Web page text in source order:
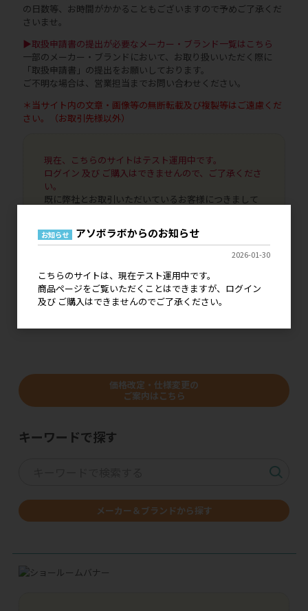
の日数等、お時間がかかることもございますので予めご了承くだ
さいませ。
▶取扱申請書の提出が必要なメーカー・ブランド一覧はこちら
一部のメーカー・ブランドにおいて、お取り扱いいただく際に
「取扱申請書」の提出をお願いしております。
ご不明な場合は、営業担当までお問い合わせください。
＊当サイト内の文章・画像等の無断転載及び複製等はご遠慮くだ
さい。（お取引先様以外）
現在、こちらのサイトはテスト運用中です。
ログイン 及び ご購入はできませんので、ご了承くださ
い。
既に弊社とお取引いただいているお客様につきまして
代引き決済、銀行振込決済はご利用いただけませんの
で、NP掛け払いへの変更手続きをお申し込みいただけ
本稼働につきましては、詳細が決まり次第にご案内を
いたします。どうぞよろしくお願いいたします。
価格改定・仕様変更の
ご案内はこちら
キーワードで探す
メーカー＆ブランドから探す
お知らせ アソボラボからのお知らせ
2026-01-30
こちらのサイトは、現在テスト運用中です。
商品ページをご覧いただくことはできますが、ログイン
及び ご購入はできませんのでご了承ください。